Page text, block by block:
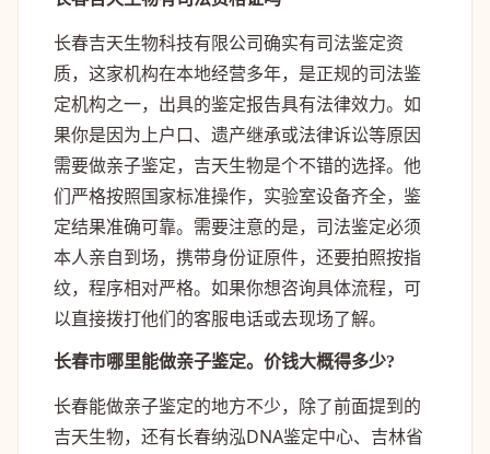
长春吉天生物科技有限公司确实有司法鉴定资
质，这家机构在本地经营多年，是正规的司法鉴
定机构之一，出具的鉴定报告具有法律效力。如
果你是因为上户口、遗产继承或法律诉讼等原因
需要做亲子鉴定，吉天生物是个不错的选择。他
们严格按照国家标准操作，实验室设备齐全，鉴
定结果准确可靠。需要注意的是，司法鉴定必须
本人亲自到场，携带身份证原件，还要拍照按指
纹，程序相对严格。如果你想咨询具体流程，可
以直接拨打他们的客服电话或去现场了解。
长春市哪里能做亲子鉴定。价钱大概得多少?
长春能做亲子鉴定的地方不少，除了前面提到的
吉天生物，还有长春纳泓DNA鉴定中心、吉林省